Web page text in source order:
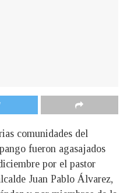
comunidades del
fueron agasajados
por el pastor
Juan Pablo Álvarez,